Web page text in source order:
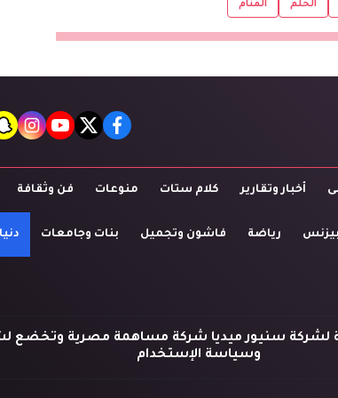
الحلم المنام
facebook
twitter
youtube
أخبار وتقارير كلام ستات منوعات فن وثقافة
رياضة فاشون وتجميل بنات وجامعات
سنيور ميديا شركة مساهمة مصرية وتخضع
وسياسة الإستخدام